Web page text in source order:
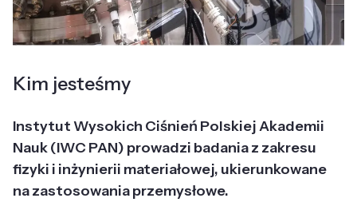
Kim jesteśmy
Instytut Wysokich Ciśnień Polskiej Akademii
Nauk (IWC PAN) prowadzi badania z zakresu
fizyki i inżynierii materiałowej, ukierunkowane
na zastosowania przemysłowe.